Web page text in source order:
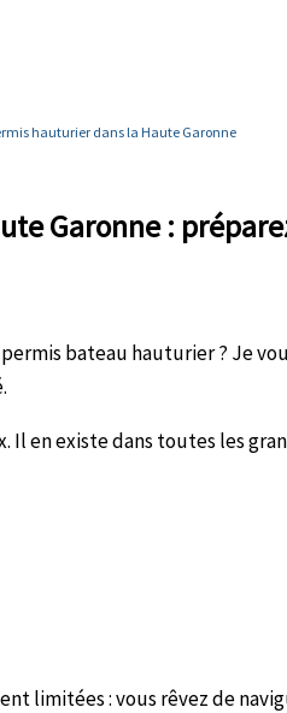
hauturier dans la Haute Garonne
Garonne :
bateau hauturier ? Je
en existe dans toutes les
limitées : vous rêvez de